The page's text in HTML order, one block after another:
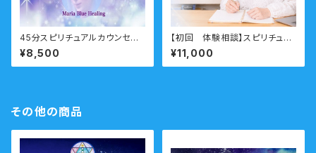
45分スピリチュアルカウンセリ
ング 前世・オーラ・ガイドメ
ッセージ
¥8,500
【初回 体験相談】スピリチュア
ル相談 ビジネス向け
¥11,000
その他の商品